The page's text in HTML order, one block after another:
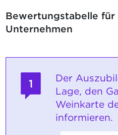
Bewertungstabelle für
Unternehmen
1
Der
Lage, den
Weinkarte
informieren.